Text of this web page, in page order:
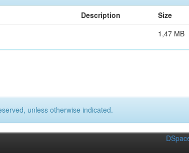
Description Size
1,47 MB
unless otherwise indicated.